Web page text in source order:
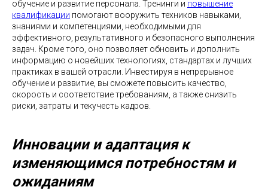
обучение и развитие персонала. Тренинги и повышение
квалификации помогают вооружить техников навыками,
знаниями и компетенциями, необходимыми для
эффективного, результативного и безопасного выполнения
задач. Кроме того, оно позволяет обновить и дополнить
информацию о новейших технологиях, стандартах и лучших
практиках в вашей отрасли. Инвестируя в непрерывное
обучение и развитие, вы сможете повысить качество,
скорость и соответствие требованиям, а также снизить
риски, затраты и текучесть кадров.
Инновации и адаптация к
изменяющимся потребностям и
ожиданиям